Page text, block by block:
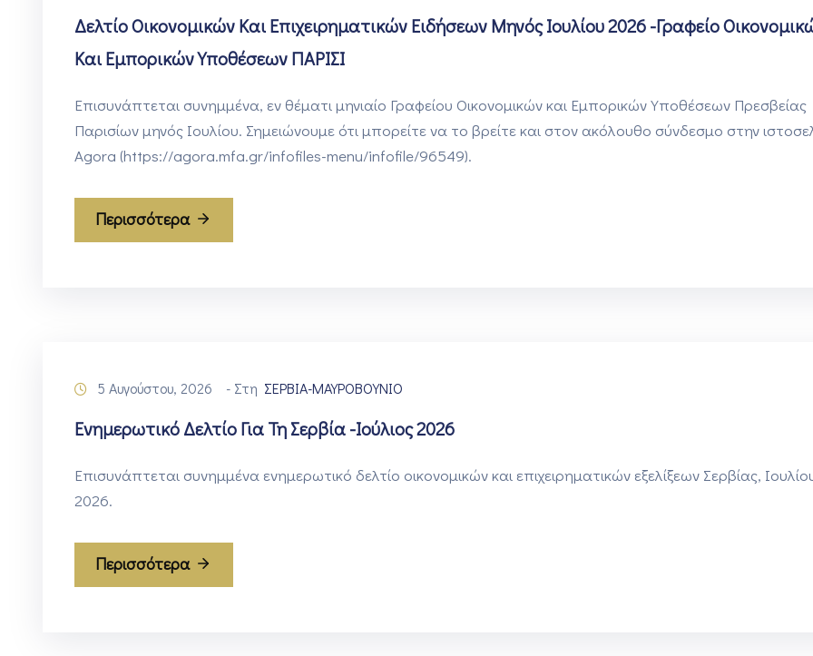
Δελτίο Οικονομικών Και Επιχειρηματικών Ειδήσεων Μηνός Ιουλίου 2026 -Γραφείο
Και Εμπορικών Υποθέσεων ΠΑΡΙΣΙ
Επισυνάπτεται συνημμένα, εν θέματι μηνιαίο Γραφείου Οικονομικών και Εμπορικών Υποθέσεων Πρεσβείας
Παρισίων μηνός Ιουλίου. Σημειώνουμε ότι μπορείτε να το βρείτε και στον ακόλουθο σύνδεσμο στην
Agora (https://agora.mfa.gr/infofiles-menu/infofile/96549).
Περισσότερα
5 Αυγούστου, 2026 - Στη ΣΕΡΒΙΑ-ΜΑΥΡΟΒΟΥΝΙΟ
Ενημερωτικό Δελτίο Για Τη Σερβία -Ιούλιος 2026
Επισυνάπτεται συνημμένα ενημερωτικό δελτίο οικονομικών και επιχειρηματικών εξελίξεων Σερβίας,
2026.
Περισσότερα